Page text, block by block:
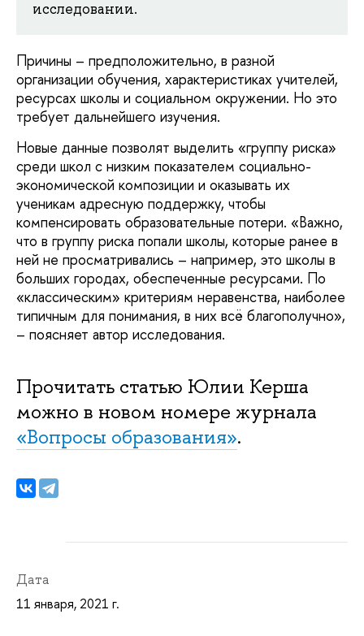
исследовании.
Причины – предположительно, в разной
организации обучения, характеристиках учителей,
ресурсах школы и социальном окружении. Но это
требует дальнейшего изучения.
Новые данные позволят выделить «группу риска»
среди школ с низким показателем социально-
экономической композиции и оказывать их
ученикам адресную поддержку, чтобы
компенсировать образовательные потери. «Важно,
что в группу риска попали школы, которые ранее в
ней не просматривались – например, это школы в
больших городах, обеспеченные ресурсами. По
«классическим» критериям неравенства, наиболее
типичным для понимания, в них всё благополучно»,
– поясняет автор исследования.
Прочитать статью Юлии Керша
можно в новом номере журнала
«Вопросы образования».
Дата
11 января, 2021 г.